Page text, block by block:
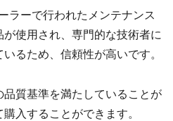
ラーで行われたメンテナンス
使用され、専門的な技術者に
るため、信頼性が高いです。
質基準を満たしていることが
入することができます。